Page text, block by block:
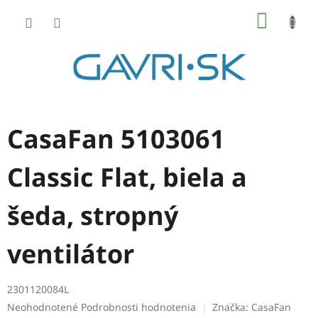
CasaFan 5103061
Classic Flat, biela a
šeda, stropný
ventilátor
2301120084L
Priemerné
Neohodnotené Podrobnosti hodnotenia Značka: CasaFan